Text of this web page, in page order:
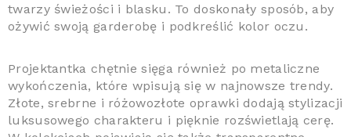
twarzy świeżości i blasku. To doskonały sposób, aby
ożywić swoją garderobę i podkreślić kolor oczu.
Projektantka chętnie sięga również po metaliczne
wykończenia, które wpisują się w najnowsze trendy.
Złote, srebrne i różowozłote oprawki dodają stylizacji
luksusowego charakteru i pięknie rozświetlają cerę.